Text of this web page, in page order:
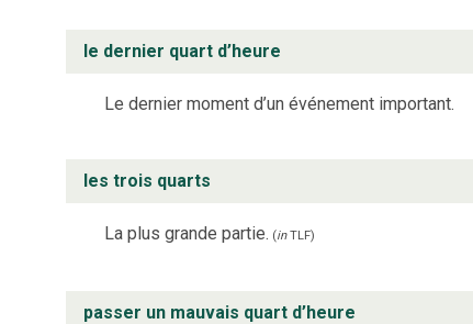
le dernier quart d’heure
Le dernier moment d’un événement important.
les trois quarts
La plus grande partie. (inTLF)
passer un mauvais quart d’heure